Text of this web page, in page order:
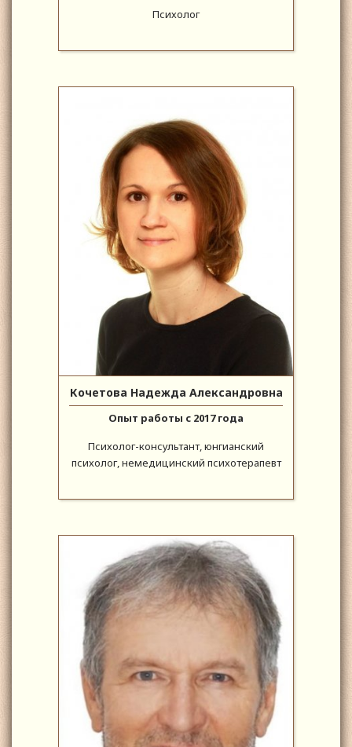
Психолог
Кочетова Надежда Александровна
Опыт работы с 2017 года
Психолог-консультант, юнгианский
психолог, немедицинский психотерапевт